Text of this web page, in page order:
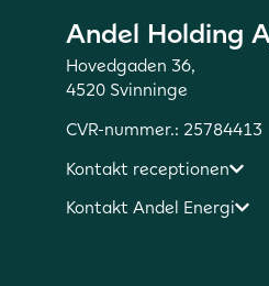
Andel Holding
Hovedgaden 36,
4520 Svinninge
CVR-nummer.: 25784413
Kontakt receptionen
Kontakt Andel Energi